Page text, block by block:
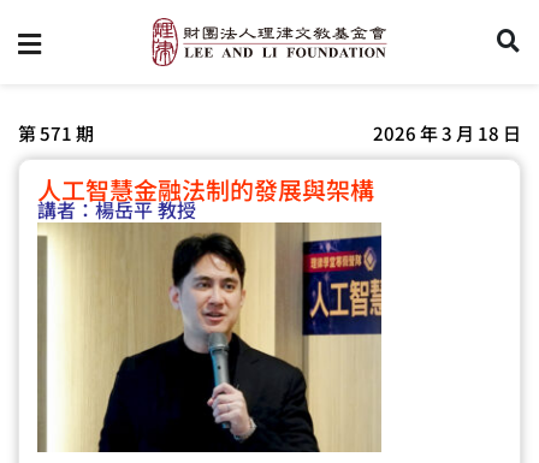
第 571 期 2026 年 3 月 18 日
人工智慧金融法制的發展與架構
講者：楊岳平 教授